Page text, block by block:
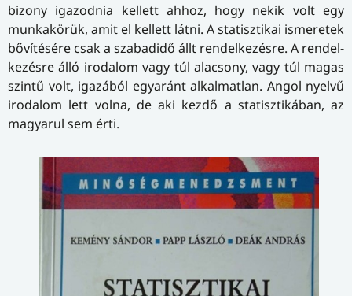
bizony igazodnia kellett ahhoz, hogy nekik volt egy
munkakörük, amit el kellett látni. A sta­tisz­ti­kai ismeretek
bővítésére csak a szabadidő állt rendelkezésre. A ren­del­
ke­zés­re álló irodalom vagy túl alacsony, vagy túl magas
szintű volt, igazából egyaránt alkalmatlan. Angol nyelvű
irodalom lett volna, de aki kezdő a statisztikában, az
magyarul sem érti.